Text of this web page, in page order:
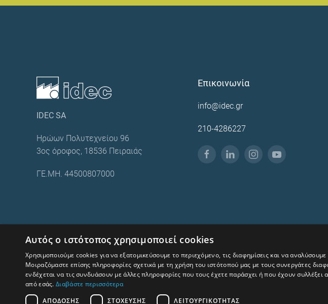
IDEC SA
Ηρώων Πολυτεχνείου 96
3ος όροφος, 18536 Πειραιάς
ΓΕ.ΜΗ. 44500807000
Επικοινωνία
info@idec.gr
210-4286227
Human Rights and Labour Policy
Αυτός ο ιστότοπος χρησιμοποιεί cookies
Χρησιμοποιούμε cookies για να εξατομικεύσουμε το περιεχόμενο, τις διαφημίσεις και να
Μοιραζόμαστε επίσης πληροφορίες σχετικά με τη χρήση του ιστότοπού μας με τους συνεργάτες
ενδέχεται να τις συνδυάσουν με άλλες πληροφορίες που τους έχετε παράσχει ή που έχουν
από εσάς. Διαβάστε περισσότερα
ΑΠΌΔΟΣΗΣ
ΣΤΌΧΕΥΣΗΣ ΛΕΙΤΟΥΡΓΙΚΌΤΗΤΑΣ